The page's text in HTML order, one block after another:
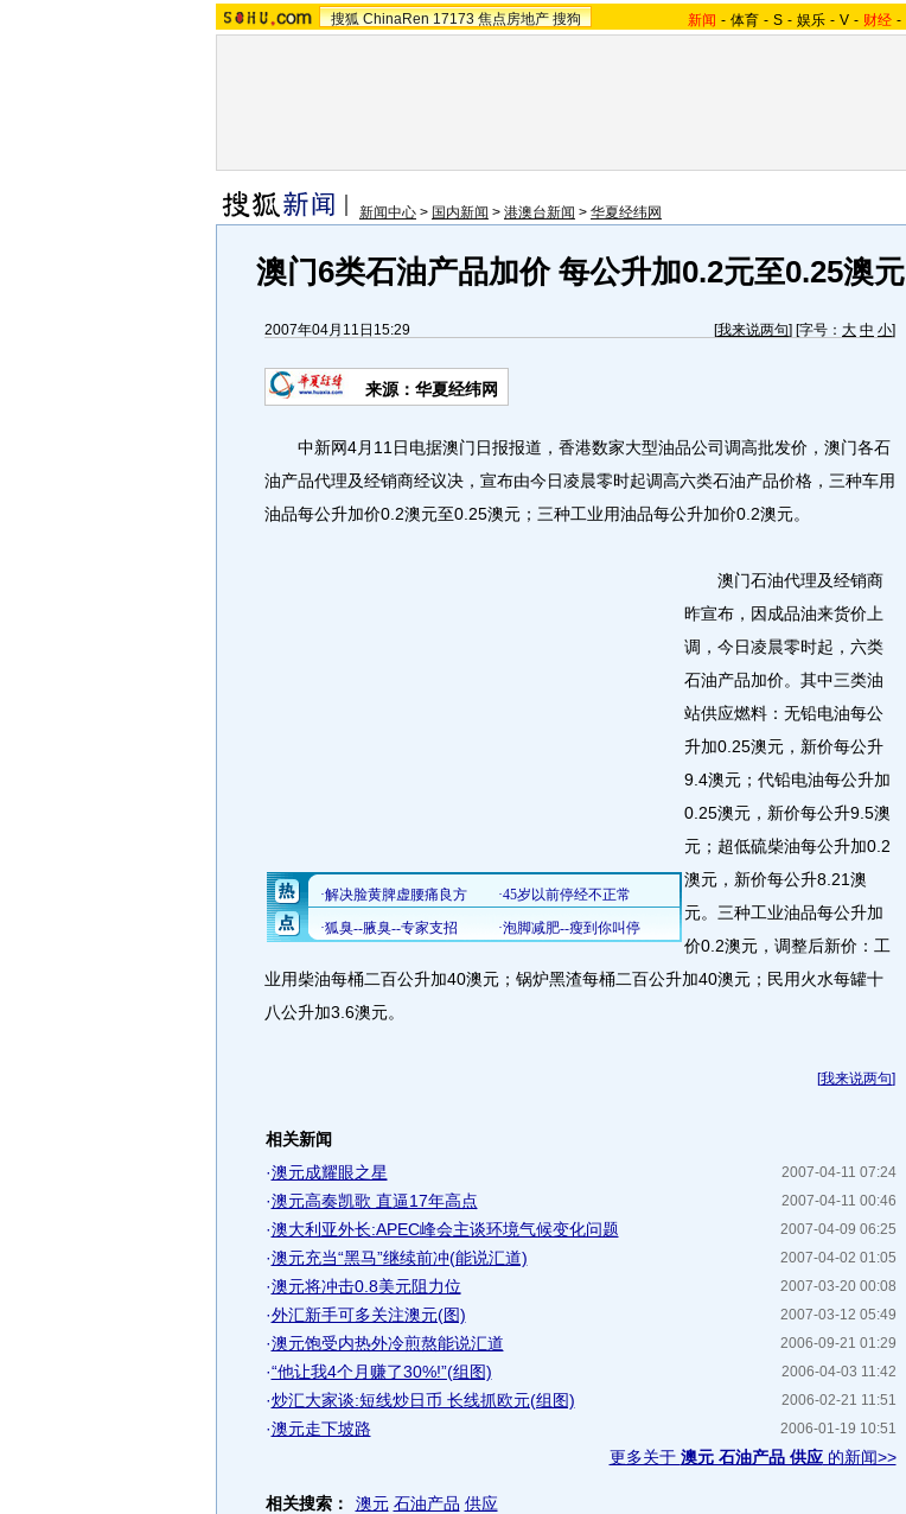
搜狐 ChinaRen 17173 焦点房地产 搜狗 新闻 - 体育 - S - 娱乐 - V - 财经 -
新闻中心 > 国内新闻 > 港澳台新闻 > 华夏经纬网
澳门6类石油产品加价 每公升加0.2元至0.25澳元
2007年04月11日15:29 [我来说两句] [字号： 大 中 小]
来源：华夏经纬网
中新网4月11日电据澳门日报报道，香港数家大型油品公司调高批发价，澳门各石
油产品代理及经销商经议决，宣布由今日凌晨零时起调高六类石油产品价格，三种车用
油品每公升加价0.2澳元至0.25澳元；三种工业用油品每公升加价0.2澳元。
澳门石油代理及经销商
昨宣布，因成品油来货价上
调，今日凌晨零时起，六类
石油产品加价。其中三类油
站供应燃料：无铅电油每公
升加0.25澳元，新价每公升
9.4澳元；代铅电油每公升加
0.25澳元，新价每公升9.5澳
元；超低硫柴油每公升加0.2
澳元，新价每公升8.21澳
元。三种工业油品每公升加
价0.2澳元，调整后新价：工
业用柴油每桶二百公升加40澳元；锅炉黑渣每桶二百公升加40澳元；民用火水每罐十
八公升加3.6澳元。
[我来说两句]
相关新闻
2007-04-11 07:24
·澳元成耀眼之星
2007-04-11 00:46
·澳元高奏凯歌 直逼17年高点
2007-04-09 06:25
·澳大利亚外长:APEC峰会主谈环境气候变化问题
2007-04-02 01:05
·澳元充当“黑马”继续前冲(能说汇道)
2007-03-20 00:08
·澳元将冲击0.8美元阻力位
2007-03-12 05:49
·外汇新手可多关注澳元(图)
2006-09-21 01:29
·澳元饱受内热外冷煎熬能说汇道
2006-04-03 11:42
·“他让我4个月赚了30%!”(组图)
2006-02-21 11:51
·炒汇大家谈:短线炒日币 长线抓欧元(组图)
2006-01-19 10:51
·澳元走下坡路
更多关于 澳元 石油产品 供应的新闻>>
相关搜索： 澳元 石油产品 供应